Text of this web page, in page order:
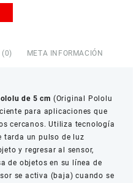
(0) META INFORMACIÓN
de 5 cm (Original Pololu
para aplicaciones que
cercanos. Utiliza tecnología
tarda un pulso de luz
y regresar al sensor,
de objetos en su línea de
se activa (baja) cuando se